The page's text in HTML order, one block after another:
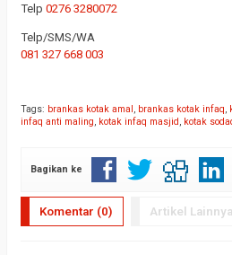
Telp 0276 3280072
Telp/SMS/WA
081 327 668 003
Tags: brankas kotak amal , brankas kotak infaq,
infaq anti maling, kotak infaq masjid , kotak
Bagikan ke
Komentar (0) Artikel Lainnya